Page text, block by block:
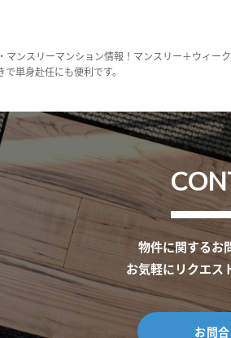
ンスリーマンション情報！マンスリー＋ウィ
単身赴任にも便利です。
物件に関するお
お気軽にリクエス
お問